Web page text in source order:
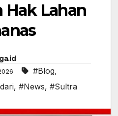
Hak Lahan
#Blog,
, #News, #Sultra